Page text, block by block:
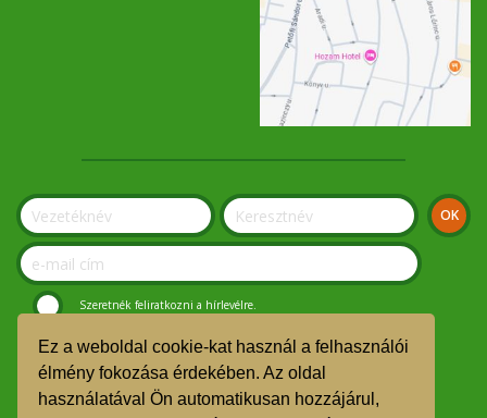
Ez a weboldal cookie-kat használ a felhasználói
élmény fokozása érdekében. Az oldal
használatával Ön automatikusan hozzájárul,
Szeretnék feliratkozni a hírlevélre.
© Szolnoki Kosár Közösség 2019.
GDPR